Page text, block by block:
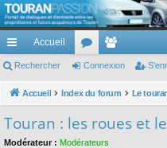
TouranPassion
Le forum des propriétaires ou futurs
cc
ès
pi
Accueil
or
u
e
m
Rechercher Connexion
Accueil Index du forum
Touran : les roues et
Modérateur : Modérateurs